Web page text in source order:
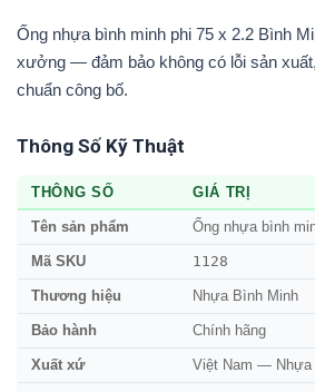
Ống nhựa bình minh phi 75 x 2.2 Bình
xưởng — đảm bảo không có lỗi sản
chuẩn công bố.
Thông Số Kỹ Thuật
THÔNG SỐ GIÁ TRỊ
Tên sản phẩm Ống nhựa bình
Mã SKU 1128
Thương hiệu Nhựa Bình Minh
Bảo hành Chính hãng
Xuất xứ Việt Nam — Nhựa